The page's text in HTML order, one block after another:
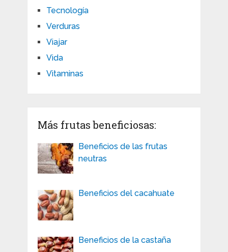
Tecnología
Verduras
Viajar
Vida
Vitaminas
Más frutas beneficiosas:
Beneficios de las frutas
neutras
Beneficios del cacahuate
Beneficios de la castaña